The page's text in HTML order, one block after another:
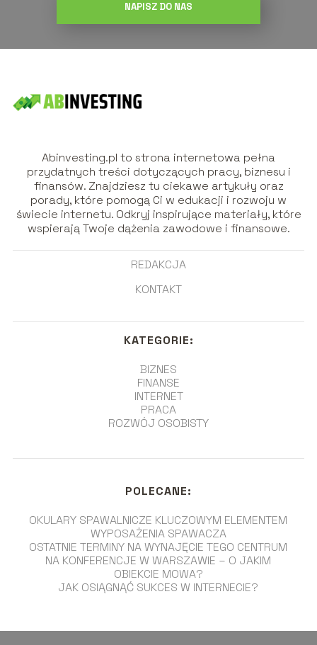
NAPISZ DO NAS
Abinvesting.pl to strona internetowa pełna
przydatnych treści dotyczących pracy, biznesu i
finansów. Znajdziesz tu ciekawe artykuły oraz
porady, które pomogą Ci w edukacji i rozwoju w
świecie internetu. Odkryj inspirujące materiały, które
wspierają Twoje dążenia zawodowe i finansowe.
REDAKCJA
KONTAKT
KATEGORIE:
BIZNES
FINANSE
INTERNET
PRACA
ROZWÓJ OSOBISTY
POLECANE:
OKULARY SPAWALNICZE KLUCZOWYM ELEMENTEM
WYPOSAŻENIA SPAWACZA
OSTATNIE TERMINY NA WYNAJĘCIE TEGO CENTRUM
NA KONFERENCJE W WARSZAWIE – O JAKIM
OBIEKCIE MOWA?
JAK OSIĄGNĄĆ SUKCES W INTERNECIE?